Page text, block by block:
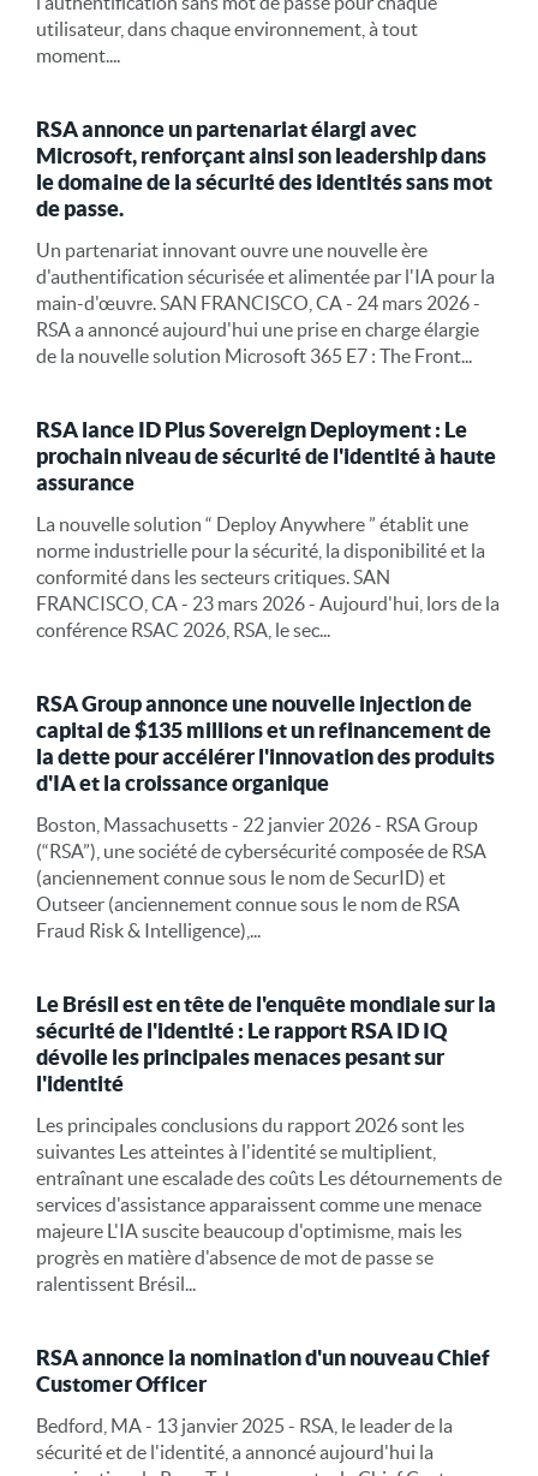
utilisateur, dans chaque environnement, à tout
moment....
RSA annonce un partenariat élargi avec
Microsoft, renforçant ainsi son leadership dans
le domaine de la sécurité des identités sans mot
de passe.
Un partenariat innovant ouvre une nouvelle ère
d'authentification sécurisée et alimentée par l'IA pour la
main-d'œuvre. SAN FRANCISCO, CA - 24 mars 2026 -
RSA a annoncé aujourd'hui une prise en charge élargie
de la nouvelle solution Microsoft 365 E7 : The Front...
RSA lance ID Plus Sovereign Deployment : Le
prochain niveau de sécurité de l'identité à haute
assurance
La nouvelle solution “ Deploy Anywhere ” établit une
norme industrielle pour la sécurité, la disponibilité et la
conformité dans les secteurs critiques. SAN
FRANCISCO, CA - 23 mars 2026 - Aujourd'hui, lors de la
conférence RSAC 2026, RSA, le sec...
RSA Group annonce une nouvelle injection de
capital de $135 millions et un refinancement de
la dette pour accélérer l'innovation des produits
d'IA et la croissance organique
Boston, Massachusetts - 22 janvier 2026 - RSA Group
(“RSA”), une société de cybersécurité composée de RSA
(anciennement connue sous le nom de SecurID) et
Outseer (anciennement connue sous le nom de RSA
Fraud Risk & Intelligence),...
Le Brésil est en tête de l'enquête mondiale sur la
sécurité de l'identité : Le rapport RSA ID IQ
dévoile les principales menaces pesant sur
l'identité
Les principales conclusions du rapport 2026 sont les
suivantes Les atteintes à l'identité se multiplient,
entraînant une escalade des coûts Les détournements de
services d'assistance apparaissent comme une menace
majeure L'IA suscite beaucoup d'optimisme, mais les
progrès en matière d'absence de mot de passe se
ralentissent Brésil...
RSA annonce la nomination d'un nouveau Chief
Customer Officer
Bedford, MA - 13 janvier 2025 - RSA, le leader de la
sécurité et de l'identité, a annoncé aujourd'hui la